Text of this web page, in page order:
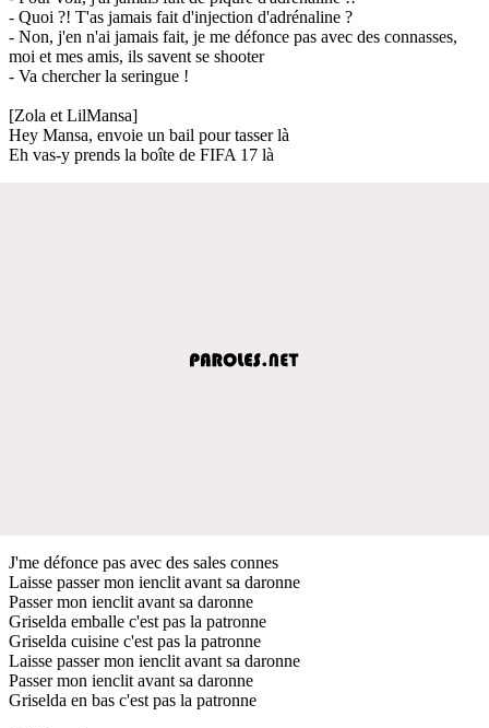
- Quoi ?! T'as jamais fait d'injection d'adrénaline ?
- Non, j'en n'ai jamais fait, je me défonce pas avec des connasses,
moi et mes amis, ils savent se shooter
- Va chercher la seringue !
[Zola et LilMansa]
Hey Mansa, envoie un bail pour tasser là
Eh vas-y prends la boîte de FIFA 17 là
J'me défonce pas avec des sales connes
Laisse passer mon ienclit avant sa daronne
Passer mon ienclit avant sa daronne
Griselda emballe c'est pas la patronne
Griselda cuisine c'est pas la patronne
Laisse passer mon ienclit avant sa daronne
Passer mon ienclit avant sa daronne
Griselda en bas c'est pas la patronne